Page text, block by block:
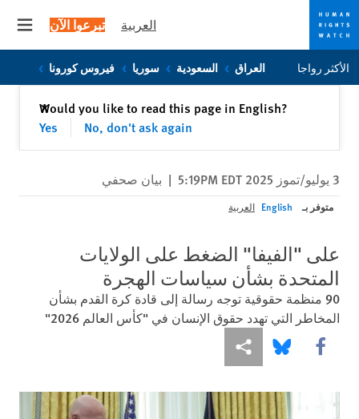
Skip
to
Skip
to
العربية تبرعوا الآن
الأكثر رواجا العراق السعودية سوريا فيروس كورونا
Would you like to read this page in English?
Yes
No, don't ask again
✕إغلاق
3 يوليو/تموز 2025 5:19PM EDT | بيان صحفي
متوفر بـ English العربية
على "الفيفا" الضغط على الولايات
المتحدة بشأن سياسات الهجرة
90 منظمة حقوقية توجه رسالة إلى قادة كرة القدم بشأن
المخاطر التي تهدد حقوق الإنسان في "كأس العالم 2026"
Share this via Facebook
Share this via Bluesky
Share this via مشاركة